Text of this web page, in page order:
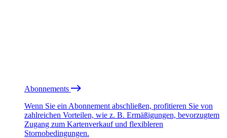
Abonnements
Wenn Sie ein Abonnement abschließen, profitieren Sie von
zahlreichen Vorteilen, wie z. B. Ermäßigungen, bevorzugtem
Zugang zum Kartenverkauf und flexibleren
Stornobedingungen.